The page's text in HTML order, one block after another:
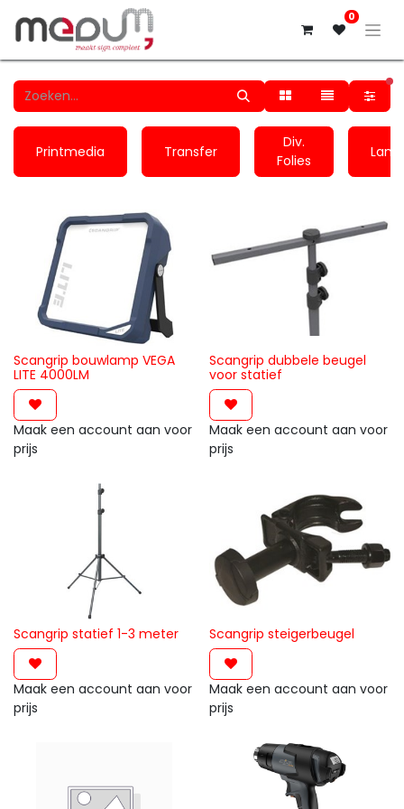
0
Printmedia Transfer
Div.
Folies
Scangrip bouwlamp VEGA
LITE 4000LM
Maak een account aan voor
prijs
Scangrip dubbele beugel
voor statief
Maak een account aan voor
prijs
Scangrip statief 1-3 meter
Maak een account aan voor
prijs
Scangrip steigerbeugel
Maak een account aan voor
prijs